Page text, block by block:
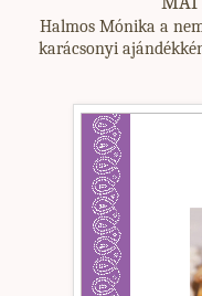
Halmos Mónika a
karácsonyi